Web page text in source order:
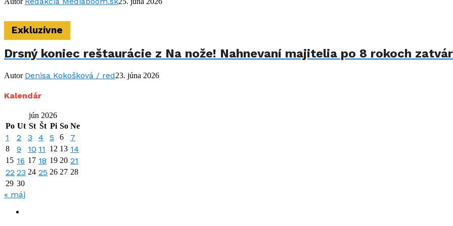
Exkluzívne
Drsný koniec reštaurácie z Na nože! Nahnevaní majitelia po 8 rokoch
Autor Denisa Kokošková / red23. júna 2026
Kalendár
jún 2026
Po Ut St Št Pi So Ne
1 2 3 4 5 6 7
8 9 10 11 12 13 14
15 16 17 18 19 20 21
22 23 24 25 26 27 28
29 30
« máj